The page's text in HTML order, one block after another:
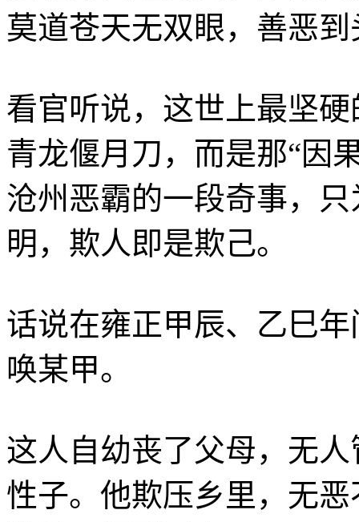
莫道苍天无双眼，善恶
看官听说，这世上最坚
青龙偃月刀，而是那“因
沧州恶霸的一段奇事，
明，欺人即是欺己。
话说在雍正甲辰、乙巳
唤某甲。
这人自幼丧了父母，无
性子。他欺压乡里，无